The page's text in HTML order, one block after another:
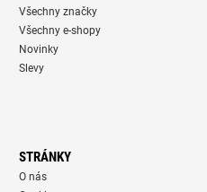
Všechny značky
Všechny e-shopy
Novinky
Slevy
STRÁNKY
O nás